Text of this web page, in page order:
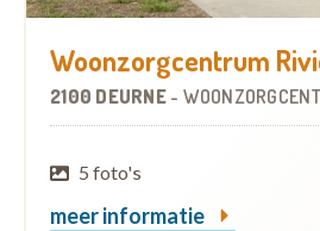
Woonzorgcentrum
2100 DEURNE -
5 foto's
meer informatie